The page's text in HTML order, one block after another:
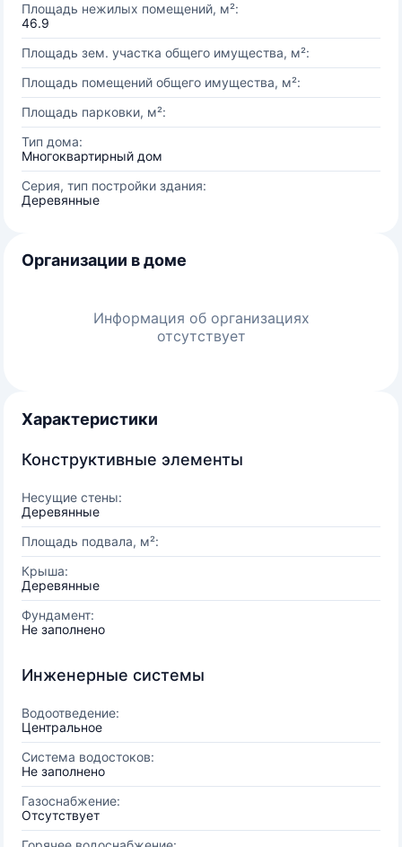
Площадь нежилых помещений, м²:
46.9
Площадь зем. участка общего имущества, м²:
Площадь помещений общего имущества, м²:
Площадь парковки, м²:
Тип дома:
Многоквартирный дом
Серия, тип постройки здания:
Деревянные
Организации в доме
Информация об организациях
отсутствует
Характеристики
Конструктивные элементы
Несущие стены:
Деревянные
Площадь подвала, м²:
Крыша:
Деревянные
Фундамент:
Не заполнено
Инженерные системы
Водоотведение:
Центральное
Система водостоков:
Не заполнено
Газоснабжение:
Отсутствует